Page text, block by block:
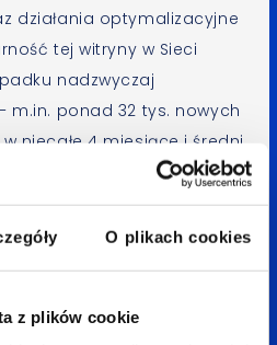
O plikach cookies
z plików cookie
działania optymalizacyjne
tej witryny w Sieci
nadzwyczaj
m.in. ponad 32 tys. nowych
niecałe 4 miesiące i średni
(potencjalnego klienta
zaledwie 12 groszy.
szczegółami związanymi
bliższymi informacjami